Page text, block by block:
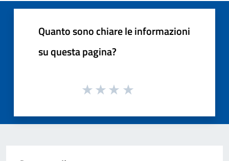
Quanto sono chiare le informazioni
su questa pagina?